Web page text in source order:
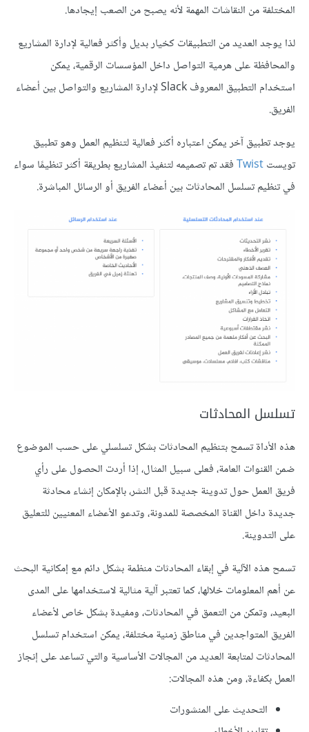
المختلفة من النقاشات المهمة لأنه يصبح من الصعب إيجادها.
لذا يوجد العديد من التطبيقات كخيار بديل وأكثر فعالية لإدارة المشاريع
والمحافظة على هرمية التواصل داخل المؤسسات الرقمية، يمكن
استخدام التطبيق المعروف Slack لإدارة المشاريع والتواصل بين أعضاء
الفريق.
يوجد تطبيق آخر يمكن اعتباره أكثر فعالية لتنظيم العمل وهو تطبيق
تويستTwistفقد تم تصميمه لتنفيذ المشاريع بطريقة أكثر تنظيمًا سواء
في تنظيم تسلسل المحادثات بين أعضاء الفريق أو الرسائل المباشرة.
تسلسل المحادثات
هذه الأداة تسمح بتنظيم المحادثات بشكل تسلسلي على حسب الموضوع
ضمن القنوات العامة، فعلى سبيل المثال، إذا أردت الحصول على رأي
فريق العمل حول تدوينة جديدة قبل النشر، بالإمكان إنشاء محادثة
جديدة داخل القناة المخصصة للمدونة، وتدعو الأعضاء المعنيين للتعليق
على التدوينة.
تسمح هذه الآلية في إبقاء المحادثات منظمة بشكل دائم مع إمكانية البحث
عن أهم المعلومات خلالها، كما تعتبر آلية مثالية لاستخدامها على المدى
البعيد، وتمكن من التعمق في المحادثات، ومفيدة بشكل خاص لأعضاء
الفريق المتواجدين في مناطق زمنية مختلفة، يمكن استخدام تسلسل
المحادثات لمتابعة العديد من المجالات الأساسية والتي تساعد على إنجاز
العمل بكفاءة، ومن هذه المجالات:
التحديث على المنشورات